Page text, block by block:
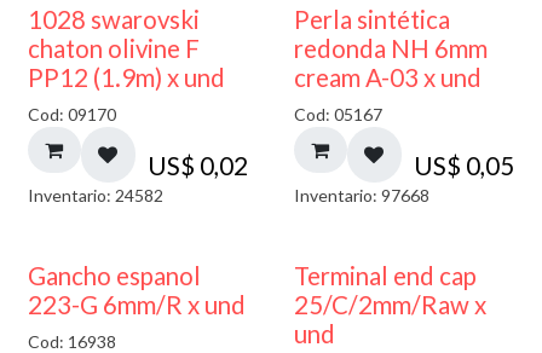
1028 swarovski
chaton olivine F
PP12 (1.9m) x und
Cod: 09170
US$ 0,02
Inventario: 24582
Perla sintética
redonda NH 6mm
cream A-03 x und
Cod: 05167
US$ 0,05
Inventario: 97668
Gancho espanol
223-G 6mm/R x und
Cod: 16938
Terminal end cap
25/C/2mm/Raw x
und